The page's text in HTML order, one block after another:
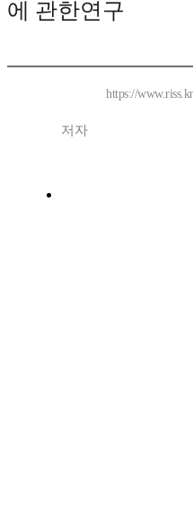
에 관한연구
https://
저자